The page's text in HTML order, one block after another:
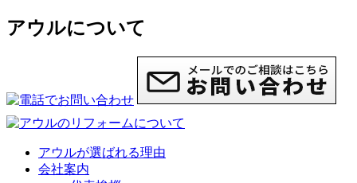
アウルについて
アウルが選ばれる理由
会社案内